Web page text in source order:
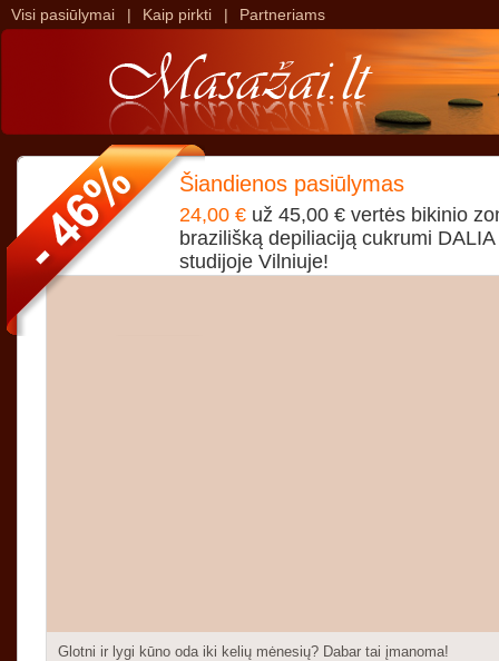
Visi pasiūlymai | Kaip pirkti | Partneriams
Šiandienos pasiūlymas
24,00 € už 45,00 € vertės bikinio
brazilišką depiliaciją cukrumi
studijoje Vilniuje!
Glotni ir lygi kūno oda iki kelių mėnesių? Dabar tai įmanoma!